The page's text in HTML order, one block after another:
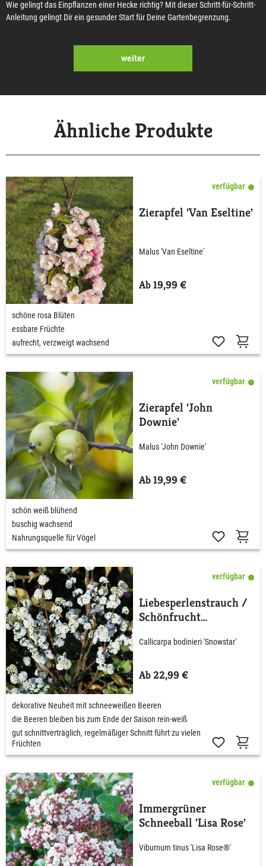
Wie gelingt das Einpflanzen einer Hecke richtig? Mit dieser Schritt-für-Schritt-
Anleitung gelingt Dir ein gesunder Start für Deine Gartenbegrenzung.
weiter
Ähnliche Produkte
verfügbar
Zierapfel 'Van Eseltine'
Malus 'Van Eseltine'
Ab 19,99 €
schöne rosa Blüten
essbare Früchte
aufrecht, verzweigt wachsend
verfügbar
Zierapfel 'John
Downie'
Malus 'John Downie'
Ab 19,99 €
schön weiß blühend
buschig wachsend
Nahrungsquelle für Vögel
verfügbar
Liebesperlenstrauch /
Schönfrucht
Callicarpa bodinieri 'Snowstar'
Ab 22,99 €
dekorative Neuheit mit schneeweißen Beeren
die Beeren bleiben bis zum Ende der Saison rein-weiß
gut schnittverträglich, regelmäßiger Schnitt führt zu vielen
Früchten
verfügbar
Immergrüner
Schneeball 'Lisa Rose'
Viburnum tinus 'Lisa Rose®'